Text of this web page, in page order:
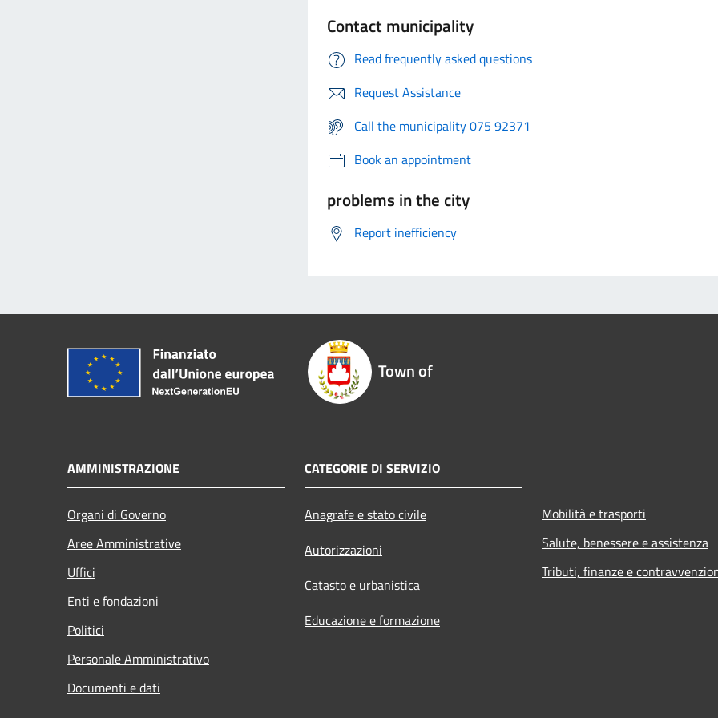
Contact municipality
Read frequently asked questions
Request Assistance
Call the municipality 075 92371
Book an appointment
problems in the city
Report inefficiency
Town of
AMMINISTRAZIONE
Organi di Governo
Aree Amministrative
Uffici
Enti e fondazioni
Politici
Personale Amministrativo
Documenti e dati
CATEGORIE DI SERVIZIO
Anagrafe e stato civile
Autorizzazioni
Catasto e urbanistica
Educazione e formazione
Mobilità e trasporti
Salute, benessere e assistenza
Tributi, finanze e